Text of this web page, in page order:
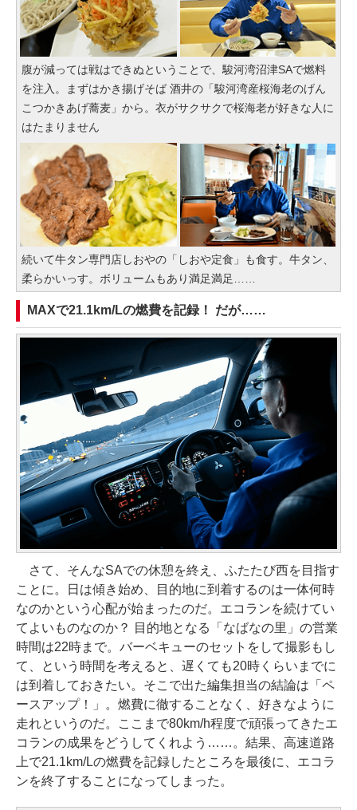
腹が減っては戦はできぬということで、駿河湾沼津SAで燃料
を注入。まずはかき揚げそば 酒井の「駿河湾産桜海老のげん
こつかきあげ蕎麦」から。衣がサクサクで桜海老が好きな人に
はたまりません
続いて牛タン専門店しおやの「しおや定食」も食す。牛タン、
柔らかいっす。ボリュームもあり満足満足……
MAXで21.1km/Lの燃費を記録！ だが……
さて、そんなSAでの休憩を終え、ふたたび西を目指す
ことに。日は傾き始め、目的地に到着するのは一体何時
なのかという心配が始まったのだ。エコランを続けてい
てよいものなのか？ 目的地となる「なばなの里」の営業
時間は22時まで。バーベキューのセットをして撮影もし
て、という時間を考えると、遅くても20時くらいまでに
は到着しておきたい。そこで出た編集担当の結論は「ペ
ースアップ！」。燃費に徹することなく、好きなように
走れというのだ。ここまで80km/h程度で頑張ってきたエ
コランの成果をどうしてくれよう……。結果、高速道路
上で21.1km/Lの燃費を記録したところを最後に、エコラ
ンを終了することになってしまった。